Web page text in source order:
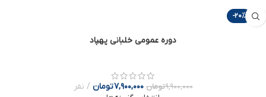
-20%
دوره عمومی خلبانی پهپاد
9,900,000تومان 7,900,000تومان
نفر